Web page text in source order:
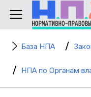
База НПА
НПА по Органам